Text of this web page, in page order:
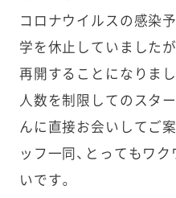
コロナウイルスの感染
学を休止していました
再開することになりまし
人数を制限してのスタ
んに直接お会いしてご
ッフ一同、とってもワ
いです。